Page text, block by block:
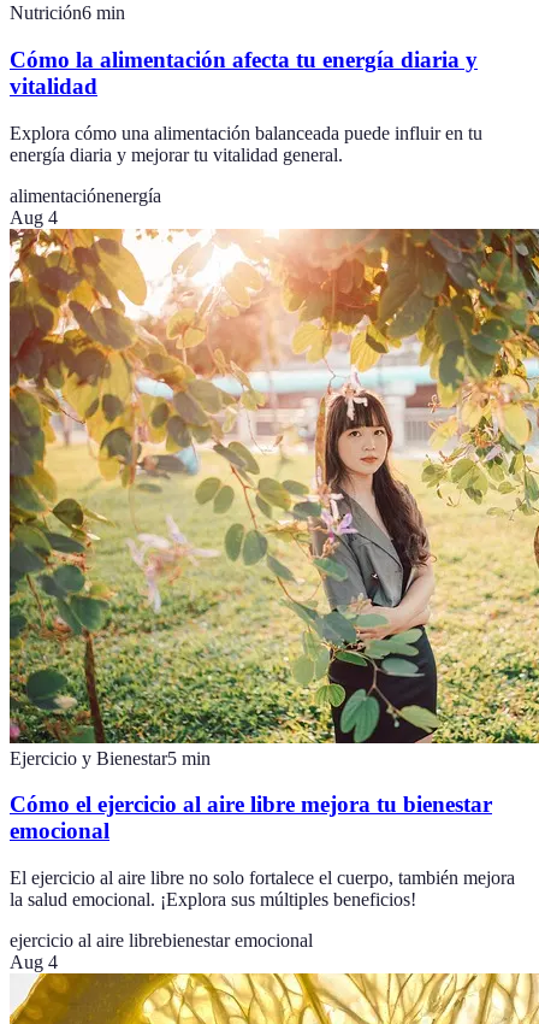
Nutrición6 min
Cómo la alimentación afecta tu energía diaria y
vitalidad
Explora cómo una alimentación balanceada puede influir en tu
energía diaria y mejorar tu vitalidad general.
alimentaciónenergía
Aug 4
Ejercicio y Bienestar5 min
Cómo el ejercicio al aire libre mejora tu bienestar
emocional
El ejercicio al aire libre no solo fortalece el cuerpo, también mejora
la salud emocional. ¡Explora sus múltiples beneficios!
ejercicio al aire librebienestar emocional
Aug 4